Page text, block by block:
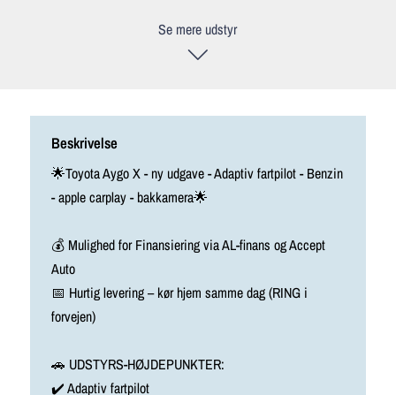
Se mere udstyr
Beskrivelse
🌟Toyota Aygo X - ny udgave - Adaptiv fartpilot - Benzin
- apple carplay - bakkamera🌟
💰 Mulighed for Finansiering via AL-finans og Accept
Auto
📅 Hurtig levering – kør hjem samme dag (RING i
forvejen)
🚗 UDSTYRS-HØJDEPUNKTER:
✔️ Adaptiv fartpilot